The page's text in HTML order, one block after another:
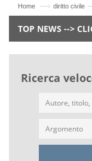
Home —› diritto civile
TOP NEWS -->
Ricerca